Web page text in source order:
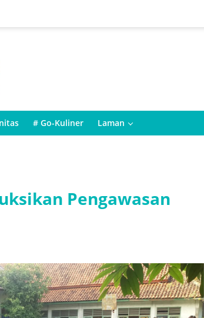
# Go-Kuliner Laman
Pengawasan